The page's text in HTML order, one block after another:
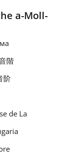
a-Moll-
階
阶
de La